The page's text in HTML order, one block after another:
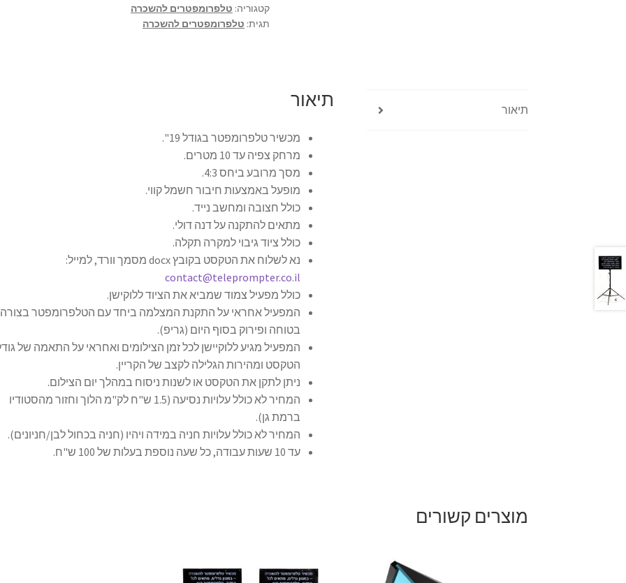
19"
כולל
קטגוריה: טלפרומפטרים להשכרה
תגית: טלפרומפטרים להשכרה
תיאור תיאור
מכשיר טלפרומפטר בגודל 19".
מרחק צפיה עד 10 מטרים.
מסך מרובע ביחס 4:3.
מופעל באמצעות חיבור חשמל קווי.
כולל חצובה ומחשב נייד.
מתאים להתקנה על דנה דולי.
כולל ציוד גיבוי למקרה תקלה.
נא לשלוח את הטקסט בקובץ docx מסמך וורד, למייל:
contact@teleprompter.co.il
כולל מפעיל צמוד שמביא את הציוד ללוקישן.
המפעיל אחראי על התקנת המצלמה ביחד עם הטלפרומפטר בצורה
בטוחה ופירוק בסוף היום (גריפ).
המפעיל מגיע ללוקיישן לכל זמן הצילומים ואחראי על התאמה של
הטקסט ומהירות הגלילה לקצב של הקריין.
ניתן לתקן את הטקסט או לשנות ניסוח במהלך יום הצילום.
המחיר לא כולל עלויות נסיעה (1.5 ש"ח לק"מ הלוך וחזור מהסטודיו
ברמת גן).
המחיר לא כולל עלויות חניה במידה ויהיו (חניה בכחול לבן/חניונים).
עד 10 שעות עבודה, כל שעה נוספת בעלות של 100 ש"ח.
מוצרים קשורים